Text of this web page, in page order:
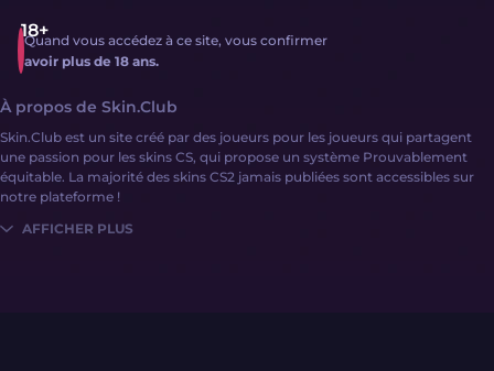
Quand vous accédez à ce site, vous confirmer
avoir plus de 18 ans.
À propos de Skin.Club
Skin.Club est un site créé par des joueurs pour les joueurs qui partagent
une passion pour les skins CS, qui propose un système Prouvablement
équitable. La majorité des skins CS2 jamais publiées sont accessibles sur
notre plateforme !
Obtenir des skins CS2 n'a jamais été aussi simple :
AFFICHER PLUS